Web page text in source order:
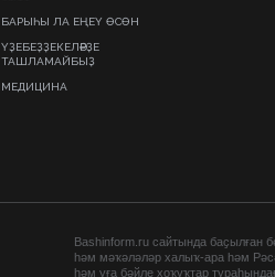
БАРЫҺЫ ЛА ЕҢЕҮ ӨСӨН
ҮҘЕБЕҘҘЕКЕЛӘРҘЕ
ТАШЛАМАЙБЫҘ
МЕДИЦИНА
Bashinform.ru сайтында баҫылған
һәм мәҡәләләр халыҡ-ара һәм
һәм уға бәйле хоҡуҡтар